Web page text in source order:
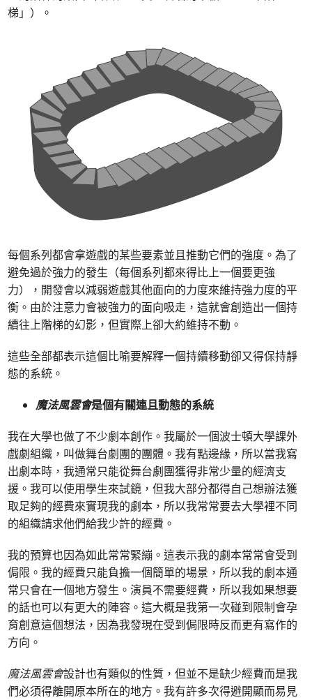
梯」）。
每個系列都會拿遊戲的某些要素並且推動它們的強度。為了
避免過於強力的發生（每個系列都來得比上一個要更強
力），開發會以減弱遊戲其他面向的力度來維持強力度的平
衡。由於注意力會被強力的面向吸走，這就會創造出一個持
續往上階梯的幻影，但實際上卻大約維持不動。
這些全部都表示這個比喻要解釋一個持續移動卻又得保持靜
態的系統。
魔法風雲會是個有關連且動態的系統
我在大學也做了不少劇本創作。我屬於一個波士頓大學課外
戲劇組織，叫做舞台劇團的團體。我有點邊緣，所以當我寫
出劇本時，我通常只能從舞台劇團獲得非常少量的經濟支
援。我可以使用學生來試鏡，但我大部分都得自己想辦法獲
取足夠的經費來實現我的劇本，所以我常常要去大學裡不同
的組織請求他們給我少許的經費。
我的預算也因為如此常常緊繃。這表示我的劇本常常會受到
侷限。我的經費只能負擔一個簡單的場景，所以我的劇本通
常只會在一個地方發生。演員不需要經費，所以我如果想要
的話也可以有更大的陣容。這大概是我第一次碰到限制會孕
育創意這個想法，因為我發現在受到侷限時反而更有寫作的
方向。
魔法風雲會設計也有類似的性質，但並不是缺少經費而是我
們必須得離開原本所在的地方。我有許多次得避開顯而易見